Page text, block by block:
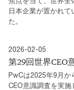
日本企業が置かれ
た。
2026-02-05
第29回世界CEO
PwCは2025年9月か
CEO意識調査を実